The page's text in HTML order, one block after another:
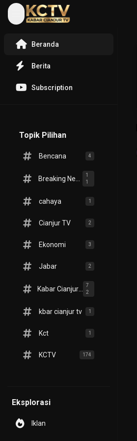
Beranda
Berita
Subscription
Topik Pilihan
Bencana 4
1
1
cahaya 1
Cianjur TV 2
Ekonomi 3
Jabar 2
Kabar Cianjur TV
7
2
kbar cianjur tv 1
Kct 1
KCTV 174
Eksplorasi
Iklan